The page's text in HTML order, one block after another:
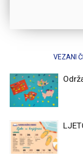
VEZANI